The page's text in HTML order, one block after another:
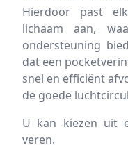
Hierdoor past
lichaam aan,
ondersteuning
dat een
snel en efficiënt
de goede
U kan kiezen uit
veren.